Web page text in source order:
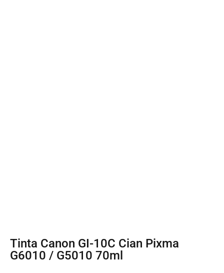
Tinta Canon GI-10C Cian Pixma
G6010 / G5010 70ml